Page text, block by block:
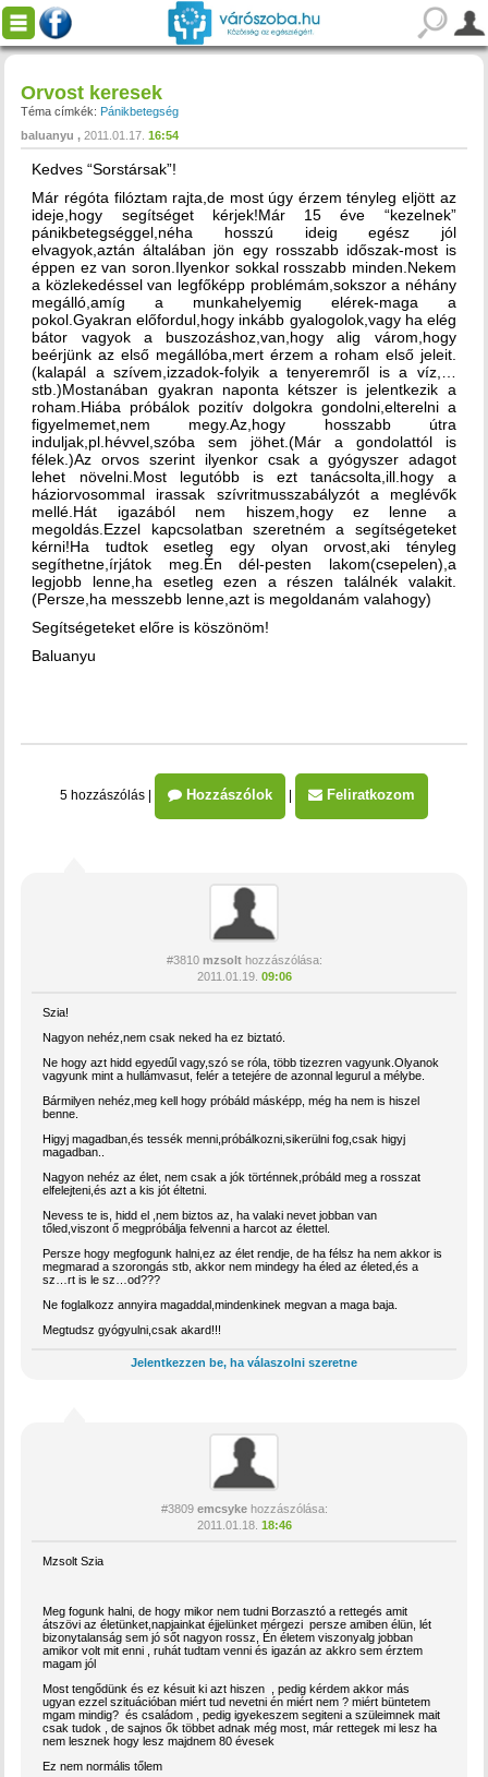
Orvost keresek
Téma címkék: Pánikbetegség
baluanyu
2011.01.17. 16:54
Kedves “Sorstársak”!
Már régóta filóztam rajta,de most úgy érzem tényleg eljött az
ideje,hogy segítséget kérjek!Már 15 éve “kezelnek”
pánikbetegséggel,néha hosszú ideig egész jól
elvagyok,aztán általában jön egy rosszabb időszak-most is
éppen ez van soron.Ilyenkor sokkal rosszabb minden.Nekem
a közlekedéssel van legfőképp problémám,sokszor a néhány
megálló,amíg a munkahelyemig elérek-maga a
pokol.Gyakran előfordul,hogy inkább gyalogolok,vagy ha elég
bátor vagyok a buszozáshoz,van,hogy alig várom,hogy
beérjünk az első megállóba,mert érzem a roham első jeleit.
(kalapál a szívem,izzadok-folyik a tenyeremről is a víz,…
stb.)Mostanában gyakran naponta kétszer is jelentkezik a
roham.Hiába próbálok pozitív dolgokra gondolni,elterelni a
figyelmemet,nem megy.Az,hogy hosszabb útra
induljak,pl.hévvel,szóba sem jöhet.(Már a gondolattól is
félek.)Az orvos szerint ilyenkor csak a gyógyszer adagot
lehet növelni.Most legutóbb is ezt tanácsolta,ill.hogy a
háziorvosommal irassak szívritmusszabályzót a meglévők
mellé.Hát igazából nem hiszem,hogy ez lenne a
megoldás.Ezzel kapcsolatban szeretném a segítségeteket
kérni!Ha tudtok esetleg egy olyan orvost,aki tényleg
segíthetne,írjátok meg.Én dél-pesten lakom(csepelen),a
legjobb lenne,ha esetleg ezen a részen találnék valakit.
(Persze,ha messzebb lenne,azt is megoldanám valahogy)
Segítségeteket előre is köszönöm!
Baluanyu
5 hozzászólás Hozzászólok Feliratkozom
#3810 mzsolthozzászólása:
2011.01.19. 09:06
Szia!
Nagyon nehéz,nem csak neked ha ez biztató.
Ne hogy azt hidd egyedűl vagy,szó se róla, több tizezren vagyunk.Olyanok
vagyunk mint a hullámvasut, felér a tetejére de azonnal legurul a mélybe.
Bármilyen nehéz,meg kell hogy próbáld másképp, még ha nem is hiszel
benne.
Higyj magadban,és tessék menni,próbálkozni,sikerülni fog,csak higyj
magadban..
Nagyon nehéz az élet, nem csak a jók történnek,próbáld meg a rosszat
elfelejteni,és azt a kis jót éltetni.
Nevess te is, hidd el ,nem biztos az, ha valaki nevet jobban van
tőled,viszont ő megpróbálja felvenni a harcot az élettel.
Persze hogy megfogunk halni,ez az élet rendje, de ha félsz ha nem akkor is
megmarad a szorongás stb, akkor nem mindegy ha éled az életed,és a
sz…rt is le sz…od???
Ne foglalkozz annyira magaddal,mindenkinek megvan a maga baja.
Megtudsz gyógyulni,csak akard!!!
Jelentkezzen be, ha válaszolni szeretne
#3809 emcsykehozzászólása:
2011.01.18. 18:46
Mzsolt Szia
Meg fogunk halni, de hogy mikor nem tudni Borzasztó a rettegés amit
átszövi az életünket,napjainkat éjjelünket mérgezi persze amiben élün, lét
bizonytalanság sem jó sőt nagyon rossz, Én életem viszonyalg jobban
amikor volt mit enni , ruhát tudtam venni és igazán az akkro sem érztem
magam jól
Most tengődünk és ez késuit ki azt hiszen , pedig kérdem akkor más
ugyan ezzel szituációban miért tud nevetni én miért nem ? miért büntetem
mgam mindig? és családom , pedig igyekeszem segiteni a szüleimnek mait
csak tudok , de sajnos ők többet adnak még most, már rettegek mi lesz ha
nem lesznek hogy lesz majdnem 80 évesek
Ez nem normális tőlem